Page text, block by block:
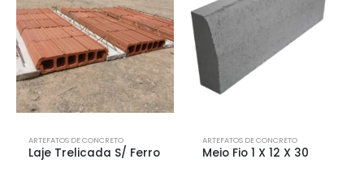
ARTEFATOS DE CONCRETO
Meio Fio 1 X 12 X 30
ARTEFATOS DE CONCRETO
Fossa Padrao Dmae